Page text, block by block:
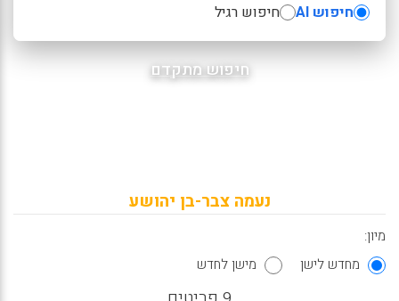
חיפוש AI חיפוש רגיל
חיפוש מתקדם
נעמה צבר-בן יהושע
מיון:
מחדש לישן
מישן לחדש